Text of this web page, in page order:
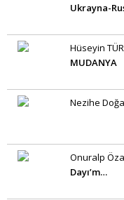
Ukrayna-
Hüseyin
MUDANYA
Nezihe
Onuralp
Dayı’m…